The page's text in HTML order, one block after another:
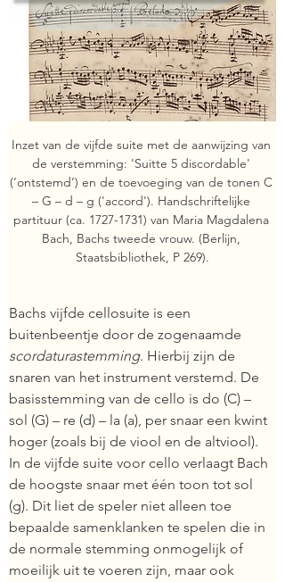
Inzet van de vijfde suite met de aanwijzing van
de verstemming: 'Suitte 5 discordable'
(‘ontstemd’) en de toevoeging van de tonen C
– G – d – g ('accord'). Handschriftelijke
partituur (ca. 1727-1731) van Maria Magdalena
Bach, Bachs tweede vrouw. (Berlijn,
Staatsbibliothek, P 269).
Bachs vijfde cellosuite is een
buitenbeentje door de zogenaamde
scordaturastemming. Hierbij zijn de
snaren van het instrument verstemd. De
basisstemming van de cello is do (C) –
sol (G) – re (d) – la (a), per snaar een kwint
hoger (zoals bij de viool en de altviool).
In de vijfde suite voor cello verlaagt Bach
de hoogste snaar met één toon tot sol
(g). Dit liet de speler niet alleen toe
bepaalde samenklanken te spelen die in
de normale stemming onmogelijk of
moeilijk uit te voeren zijn, maar ook